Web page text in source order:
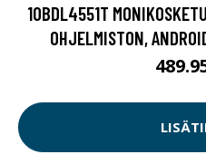
10BDL4551T
OHJELMISTON,